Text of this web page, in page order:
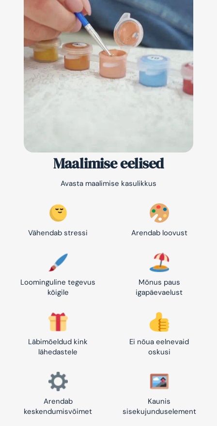
Maalimise eelised
Avasta maalimise kasulikkus
Vähendab stressi Arendab loovust
Loominguline tegevus
kõigile
Mõnus paus
igapäevaelust
Läbimõeldud kink
lähedastele
Ei nõua eelnevaid
oskusi
Arendab
keskendumisvõimet
Kaunis
sisekujunduselement